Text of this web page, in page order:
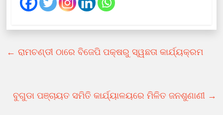
← ରାମଚଣ୍ଡୀ ଠାରେ ବିଜେପି ପକ୍ଷରୁ ସ୍ୱଛତା କାର୍ଯ୍ୟକ୍ରମ
ବୁଗୁଡା ପଞ୍ଚାୟତ ସମିତି କାର୍ଯ୍ୟାଳୟରେ ମିଳିତ ଜନଶୁଣାଣୀ →